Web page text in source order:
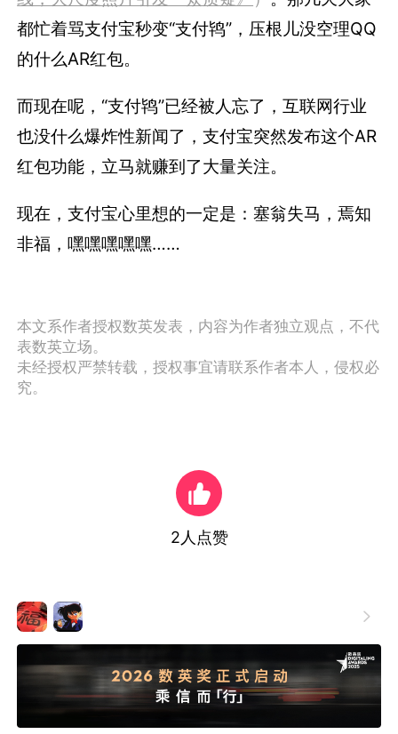
都忙着骂支付宝秒变“支付鸨”，压根儿没空理QQ
的什么AR红包。
而现在呢，“支付鸨”已经被人忘了，互联网行业
也没什么爆炸性新闻了，支付宝突然发布这个AR
红包功能，立马就赚到了大量关注。
现在，支付宝心里想的一定是：塞翁失马，焉知
非福，嘿嘿嘿嘿嘿……
本文系作者授权数英发表，内容为作者独立观点，不代
表数英立场。
未经授权严禁转载，授权事宜请联系作者本人，侵权必
究。
2人点赞
